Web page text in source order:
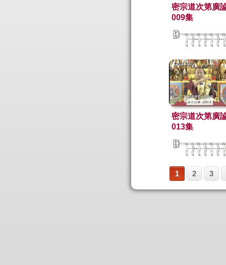
密宗道次第廣
009集
密宗道次第廣
013集
1 2 3